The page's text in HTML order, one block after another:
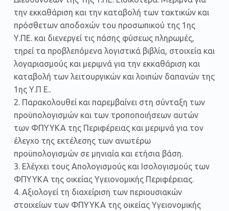
την εκκαθάριση και την καταβολή των τακτικών και
πρόσθετων αποδοχών του προσωπικού της 1ης
Υ.ΠΕ. και διενεργεί τις πάσης φύσεως πληρωμές,
τηρεί τα προβλεπόμενα λογιστικά βιβλία, στοιχεία και
λογαριασμούς και μεριμνά για την εκκαθάριση και
καταβολή των λειτουργικών και λοιπών δαπανών της
1ης Υ.Π Ε..
2. Παρακολουθεί και παρεμβαίνει στη σύνταξη των
προϋπολογισμών και των τροποποιήσεων αυτών
των ΦΠΥΥKA της Περιφέρειας και μεριμνά για τον
έλεγχο της εκτέλεσης των ανωτέρω
προϋπολογισμών σε μηνιαία και ετήσια βάση.
3. Ελέγχει τους Απολογισμούς και Ισολογισμούς των
ΦΠΥΥΚΑ της οικείας Υγειονομικής Περιφέρειας.
4. Αξιολογεί τη διαχείριση των περιουσιακών
στοιχείων των ΦΠΥΥKA της οικείας Υγειονομικής